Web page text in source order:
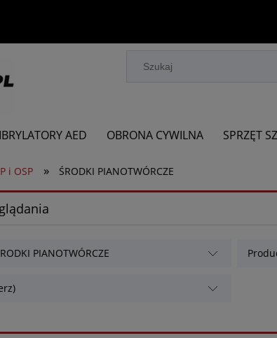
AED OBRONA CYWILNA SPRZĘT
i OSP » ŚRODKI PIANOTWÓRCZE
PIANOTWÓRCZE